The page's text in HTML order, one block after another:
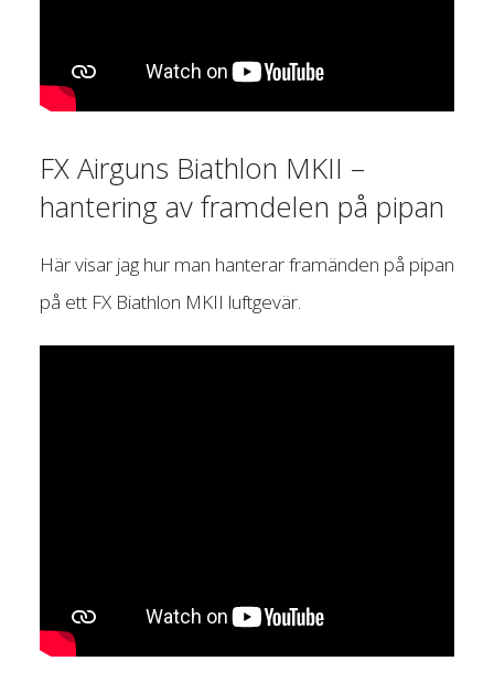
FX Airguns Biathlon MKII –
hantering av framdelen på pipan
Här visar jag hur man hanterar framänden på pipan
på ett FX Biathlon MKII luftgevär.